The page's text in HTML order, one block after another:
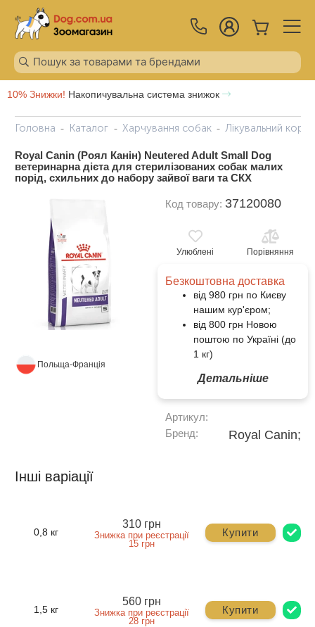
10% Знижки! Накопичувальна система знижок
Головна Каталог Харчування собак Лікувальний
Royal Canin (Роял Канін) Neutered Adult Small Dog
ветеринарна дієта для стерилізованих собак малих
порід, схильних до набору зайвої ваги та СКХ
Польща-Франція
Код товару: 37120080
Улюблені Порівняння
Безкоштовна доставка
від 980 грн по Києву
нашим кур'єром;
від 800 грн Новою
поштою по Україні (до
1 кг)
Детальніше
Артикул:
Бренд:
Royal Canin;
Інші варіації
0,8 кг
310 грн
Знижка при реєстрації
15 грн
Купити
1,5 кг
560 грн
Знижка при реєстрації
28 грн
Купити